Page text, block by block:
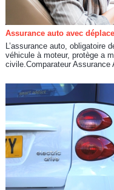
Assurance auto avec
L’assurance auto, obligatoire
véhicule à moteur, protège a
civile.Comparateur Assurance